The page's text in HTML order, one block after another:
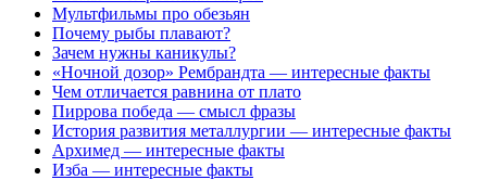
Мультфильмы про обезьян
Почему рыбы плавают?
Зачем нужны каникулы?
«Ночной дозор» Рембрандта — интересные факты
Чем отличается равнина от плато
Пиррова победа — смысл фразы
История развития металлургии — интересные факты
Архимед — интересные факты
Изба — интересные факты